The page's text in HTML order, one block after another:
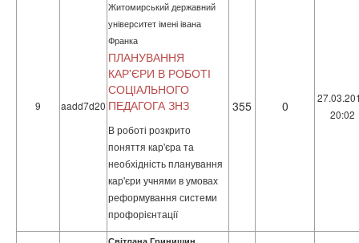
9 aadd7d20
Житомирський державний
університет імені івана
Франка
ПЛАНУВАННЯ
КАР'ЄРИ В РОБОТІ
СОЦІАЛЬНОГО
ПЕДАГОГА ЗНЗ
В роботі розкрито
поняття кар'єра та
необхідність планування
кар'єри учнями в умовах
реформування системи
профорієнтації
355 0
20:02